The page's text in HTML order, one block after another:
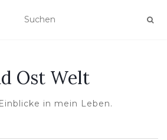
Ost Welt
in mein Leben.